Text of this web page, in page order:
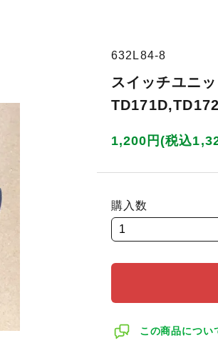
632L84-8
スイッチユニ
1,200円(税込
購入数
この商品につい